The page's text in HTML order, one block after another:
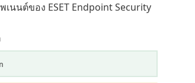
นนต์ของ ESET Endpoint Security